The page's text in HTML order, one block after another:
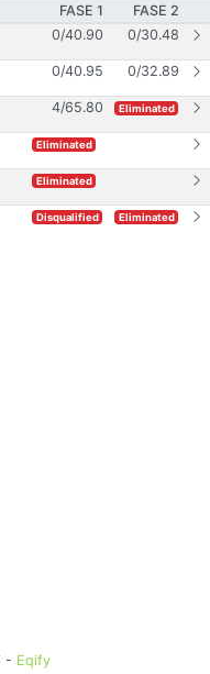
FASE 1
FASE 2
0/40.90 0/30.48
0/40.95 0/32.89
4/65.80 Eliminated
Eliminated
Eliminated
Disqualified Eliminated
- Eqify